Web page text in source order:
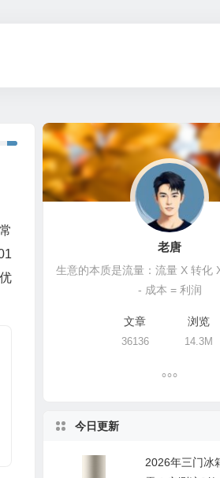
老唐
生意的本质是流量：流量 X 转化
- 成本 = 利润
文章
36136
浏览
14.3M
今日更新
2026年三门冰